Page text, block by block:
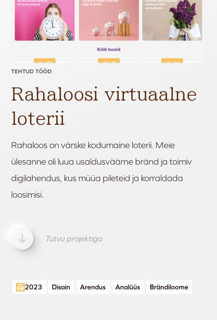
TEHTUD TÖÖD
Rahaloosi virtuaalne
loterii
Rahaloos on värske kodumaine loterii. Meie
ülesanne oli luua usaldusväärne bränd ja toimiv
digilahendus, kus müüa pileteid ja korraldada
loosimisi.
Tutvu projektiga
2023 Disain Arendus Analüüs Brändiloome